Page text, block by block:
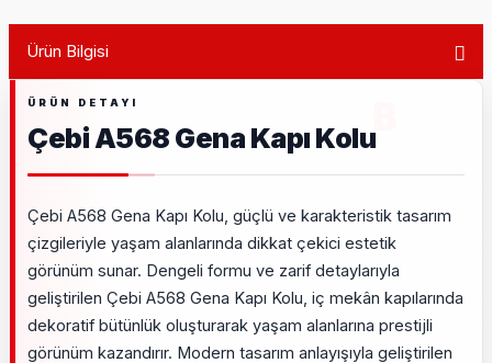
Ürün Bilgisi
Çebi A568 Gena Kapı Kolu
Çebi A568 Gena Kapı Kolu, güçlü ve karakteristik tasarım
çizgileriyle yaşam alanlarında dikkat çekici estetik
görünüm sunar. Dengeli formu ve zarif detaylarıyla
geliştirilen Çebi A568 Gena Kapı Kolu, iç mekân kapılarında
dekoratif bütünlük oluşturarak yaşam alanlarına prestijli
görünüm kazandırır. Modern tasarım anlayışıyla geliştirilen